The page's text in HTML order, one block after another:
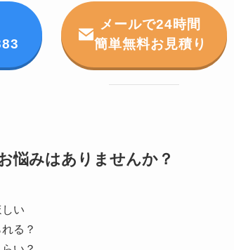
メールで24時間
簡単無料お見積り
悩みはありませんか？
い
る？